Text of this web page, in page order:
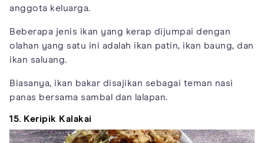
anggota keluarga.
Beberapa jenis ikan yang kerap dijumpai dengan
olahan yang satu ini adalah ikan patin, ikan baung, dan
ikan saluang.
Biasanya, ikan bakar disajikan sebagai teman nasi
panas bersama sambal dan lalapan.
15. Keripik Kalakai